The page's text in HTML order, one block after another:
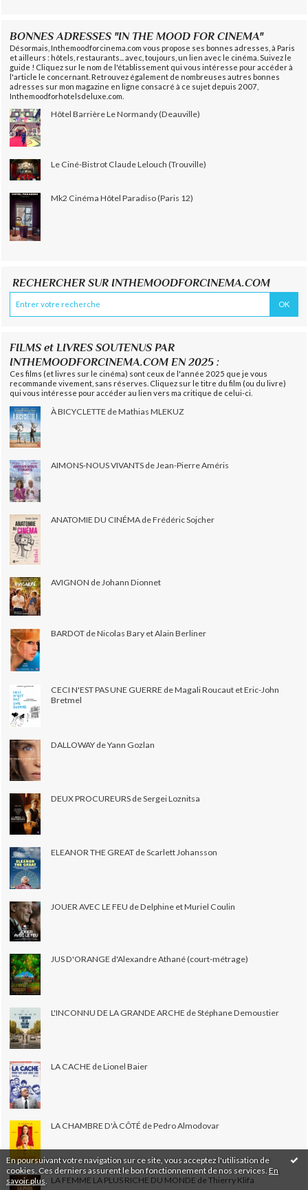
En poursuivant votre navigation sur ce site, vous acceptez l'utilisation de
cookies. Ces derniers assurent le bon fonctionnement de nos services. En
savoir plus
BONNES ADRESSES "IN THE MOOD FOR CINEMA"
Désormais, Inthemoodforcinema.com vous propose ses bonnes adresses, à Paris
et ailleurs : hôtels, restaurants... avec, toujours, un lien avec le cinéma. Suivez le
guide ! Cliquez sur le nom de l'établissement qui vous intéresse pour accéder à
l'article le concernant. Retrouvez également de nombreuses autres bonnes
adresses sur mon magazine en ligne consacré à ce sujet depuis 2007,
Inthemoodforhotelsdeluxe.com.
Hôtel Barrière Le Normandy (Deauville)
Le Ciné-Bistrot Claude Lelouch (Trouville)
Mk2 Cinéma Hôtel Paradiso (Paris 12)
RECHERCHER SUR INTHEMOODFORCINEMA.COM
FILMS et LIVRES SOUTENUS PAR
INTHEMOODFORCINEMA.COM EN 2025 :
Ces films (et livres sur le cinéma) sont ceux de l'année 2025 que je vous
recommande vivement, sans réserves. Cliquez sur le titre du film (ou du livre)
qui vous intéresse pour accéder au lien vers ma critique de celui-ci.
À BICYCLETTE de Mathias MLEKUZ
AIMONS-NOUS VIVANTS de Jean-Pierre Améris
ANATOMIE DU CINÉMA de Frédéric Sojcher
AVIGNON de Johann Dionnet
BARDOT de Nicolas Bary et Alain Berliner
CECI N'EST PAS UNE GUERRE de Magali Roucaut et Eric-John
Bretmel
DALLOWAY de Yann Gozlan
DEUX PROCUREURS de Sergei Loznitsa
ELEANOR THE GREAT de Scarlett Johansson
JOUER AVEC LE FEU de Delphine et Muriel Coulin
JUS D'ORANGE d'Alexandre Athané (court-métrage)
L'INCONNU DE LA GRANDE ARCHE de Stéphane Demoustier
LA CACHE de Lionel Baier
LA CHAMBRE D'À CÔTÉ de Pedro Almodovar
LA FEMME LA PLUS RICHE DU MONDE de Thierry Klifa